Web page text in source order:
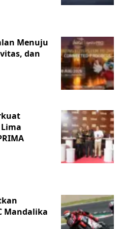
Menuju
dan
Mandalika